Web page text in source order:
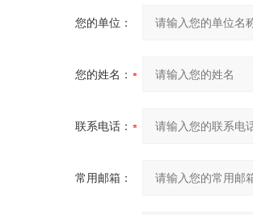
您的单位：
您的姓名：
联系电话：
常用邮箱：